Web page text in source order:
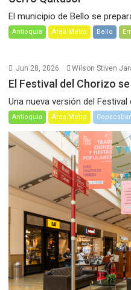
El municipio de Bello se
Antioquia Área Metro Bello
Jun 28, 2026 Wilson Stiven
El Festival del Chorizo
Una nueva versión del
Antioquia Área Metro